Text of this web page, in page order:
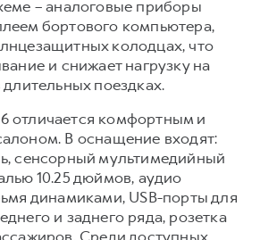
– аналоговые приборы
бортового компьютера,
колодцах, что
и снижает нагрузку на
поездках.
отличается комфортным и
В оснащение входят:
сенсорный мультимедийный
10.25 дюймов, аудио
динамиками, USB-порты для
и заднего ряда, розетка